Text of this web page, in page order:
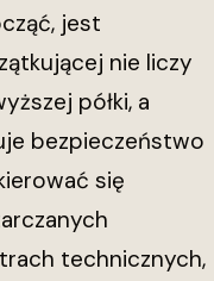
jest
nie liczy
półki, a
bezpieczeństwo
się
technicznych,